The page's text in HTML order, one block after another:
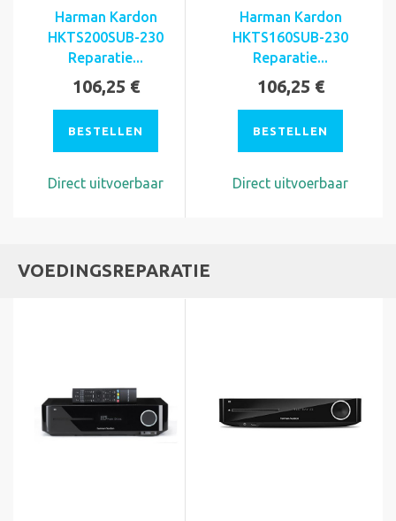
Harman Kardon
HKTS200SUB-230
Reparatie...
106,25 €
BESTELLEN
Direct uitvoerbaar
Harman Kardon
HKTS160SUB-230
Reparatie...
106,25 €
BESTELLEN
Direct uitvoerbaar
VOEDINGSREPARATIE